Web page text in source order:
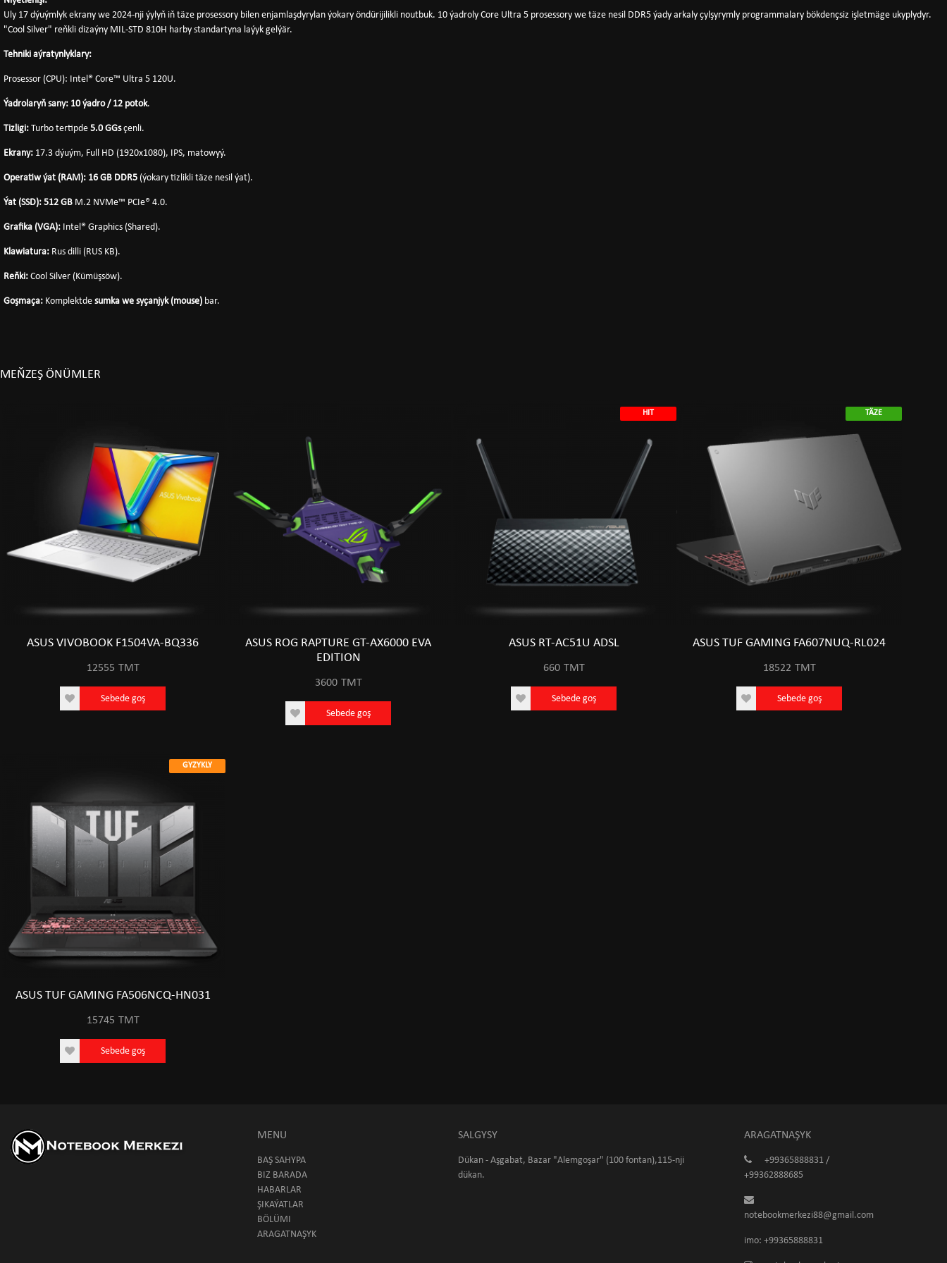
Uly 17 dýuýmlyk ekrany we 2024-nji ýylyň iň täze prosessory bilen enjamlaşdyrylan ýokary öndürijilikli noutbuk. 10 ýadroly Core Ultra 5 prosessory we täze nesil DDR5 ýady arkaly çylşyrymly programmalary bökdençsiz işletmäge ukyplydyr.
"Cool Silver" reňkli dizaýny MIL-STD 810H harby standartyna laýyk gelýär.
Tehniki aýratynlyklary:
Prosessor (CPU): Intel® Core™ Ultra 5 120U.
Ýadrolaryň sany: 10 ýadro / 12 potok.
Tizligi: Turbo tertipde 5.0 GGsçenli.
Ekrany: 17.3 dýuým, Full HD (1920x1080), IPS, matowyý.
Operatiw ýat (RAM): 16 GB DDR5 (ýokary tizlikli täze nesil ýat).
Ýat (SSD): 512 GB M.2 NVMe™ PCIe® 4.0.
Grafika (VGA): Intel® Graphics (Shared).
Klawiatura: Rus dilli (RUS KB).
Reňki: Cool Silver (Kümüşsöw).
Goşmaça: Komplektde sumka we syçanjyk (mouse) bar.
MEŇZEŞ ÖNÜMLER
ASUS VIVOBOOK F1504VA-BQ336
12555 TMT
Sebede goş
ASUS ROG RAPTURE GT-AX6000 EVA
EDITION
3600 TMT
Sebede goş
HIT
ASUS RT-AC51U ADSL
660 TMT
Sebede goş
TÄZE
ASUS TUF GAMING FA607NUQ-RL024
18522 TMT
Sebede goş
GYZYKLY
ASUS TUF GAMING FA506NCQ-HN031
15745 TMT
Sebede goş
MENU
BAŞ SAHYPA
BIZ BARADA
HABARLAR
ŞIKAÝATLAR
BÖLÜMI
ARAGATNAŞYK
SALGYSY
Dükan - Aşgabat, Bazar "Alemgoşar" (100 fontan),115-nji
dükan.
ARAGATNAŞYK
+99365888831 /
+99362888685
notebookmerkezi88@gmail.com
imo: +99365888831